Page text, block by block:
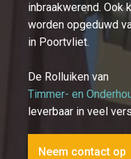
inbraakwerend. Ook
worden opgeduwd
in Poortvliet.
De Rolluiken van
Timmer- en
leverbaar in veel
Neem contact op